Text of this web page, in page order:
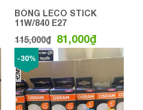
BÓNG LECO STICK
11W/840 E27
115,000₫ 81,000₫
-30%